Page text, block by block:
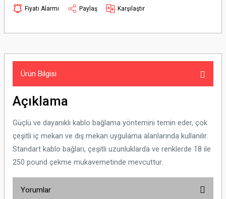
Fiyatı Alarmı
Paylaş Karşılaştır
Ürün Bilgisi
Açıklama
Güçlü ve dayanıklı kablo bağlama yöntemini temin eder, çok
çeşitli iç mekan ve dış mekan uygulama alanlarında kullanılır.
Standart kablo bağları, çeşitli uzunluklarda ve renklerde 18 ile
250 pound çekme mukavemetinde mevcuttur.
Yorumlar